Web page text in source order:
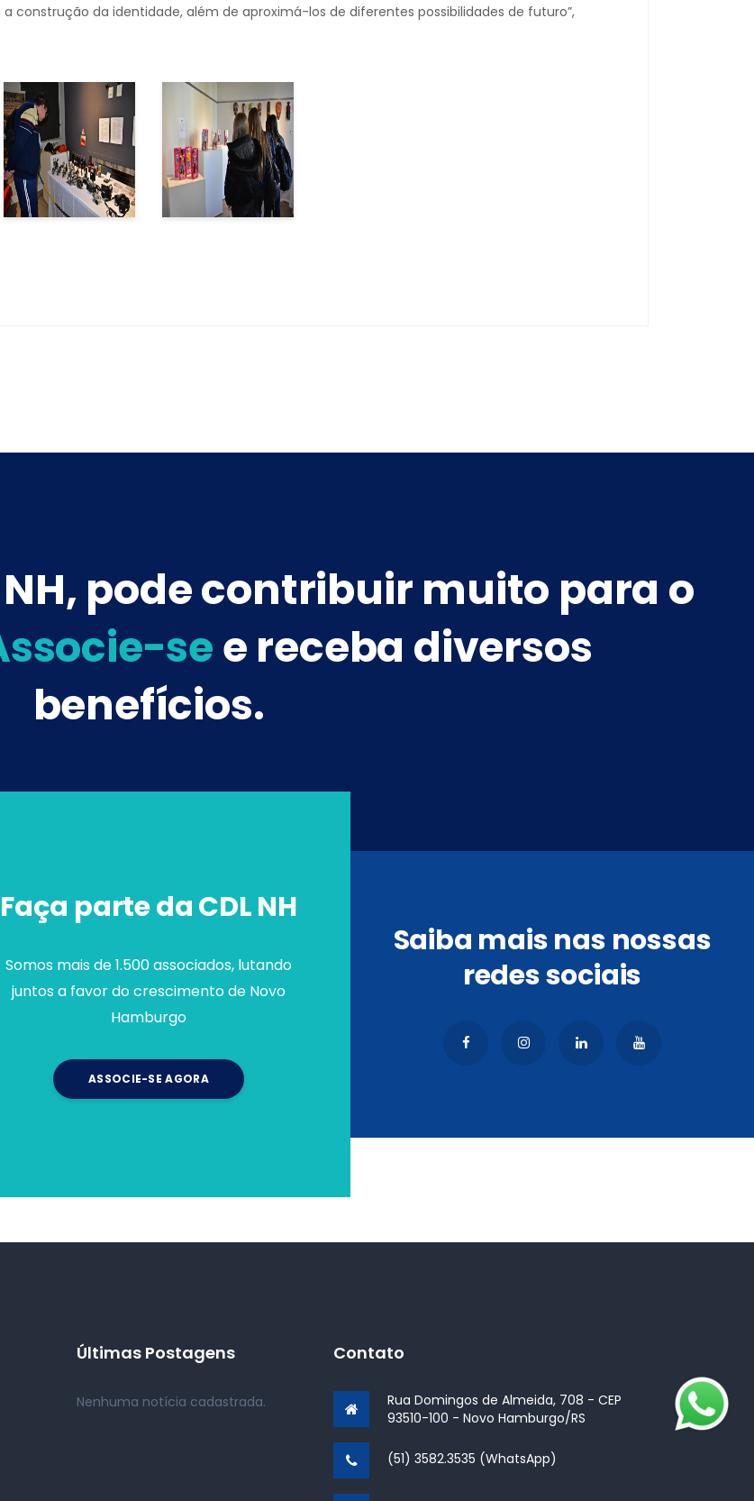
construção da identidade, além de aproximá-los de diferentes possibilidades de futuro”,
NH, pode contribuir muito para o
see receba diversos
benefícios.
Faça parte da CDL NH
Somos mais de 1.500 associados, lutando
juntos a favor do crescimento de Novo
Hamburgo
ASSOCIE-SE AGORA
Saiba mais nas nossas
redes sociais
Últimas Postagens
Nenhuma notícia cadastrada.
Contato
Rua Domingos de Almeida, 708 - CEP
93510-100 - Novo Hamburgo/RS
(51) 3582.3535 (WhatsApp)